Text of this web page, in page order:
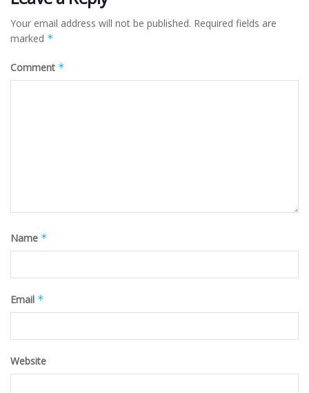
Your email address will not be published. Required fields are
marked *
Comment *
Name *
Email *
Website